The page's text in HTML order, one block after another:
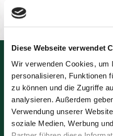
Diese Webseite verwendet
Wir verwenden Cookies, um
personalisieren, Funktionen
zu können und die Zugriffe
analysieren. Außerdem
Verwendung unserer
soziale Medien, Werbung